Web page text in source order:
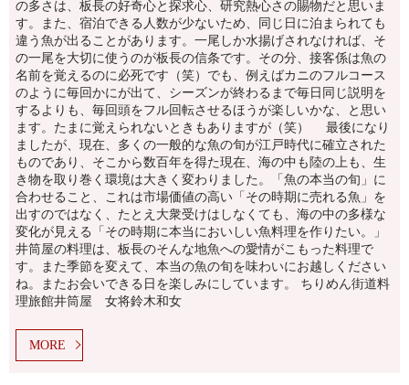
の多さは、板長の好奇心と探求心、研究熱心さの賜物だと思いま
す。また、宿泊できる人数が少ないため、同じ日に泊まられても
違う魚が出ることがあります。一尾しか水揚げされなければ、そ
の一尾を大切に使うのが板長の信条です。その分、接客係は魚の
名前を覚えるのに必死です（笑）でも、例えばカニのフルコース
のように毎回かにが出て、シーズンが終わるまで毎日同じ説明を
するよりも、毎回頭をフル回転させるほうが楽しいかな、と思い
ます。たまに覚えられないときもありますが（笑） 最後になり
ましたが、現在、多くの一般的な魚の旬が江戸時代に確立された
ものであり、そこから数百年を得た現在、海の中も陸の上も、生
き物を取り巻く環境は大きく変わりました。「魚の本当の旬」に
合わせること、これは市場価値の高い「その時期に売れる魚」を
出すのではなく、たとえ大衆受けはしなくても、海の中の多様な
変化が見える「その時期に本当においしい魚料理を作りたい。」
井筒屋の料理は、板長のそんな地魚への愛情がこもった料理で
す。また季節を変えて、本当の魚の旬を味わいにお越しください
ね。またお会いできる日を楽しみにしています。 ちりめん街道料
理旅館井筒屋 女将鈴木和女
MORE